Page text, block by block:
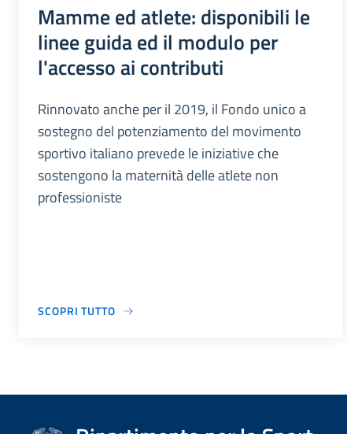
Mamme ed atlete: disponibili le
linee guida ed il modulo per
l'accesso ai contributi
Rinnovato anche per il 2019, il Fondo unico a
sostegno del potenziamento del movimento
sportivo italiano prevede le iniziative che
sostengono la maternità delle atlete non
professioniste
SCOPRI TUTTO